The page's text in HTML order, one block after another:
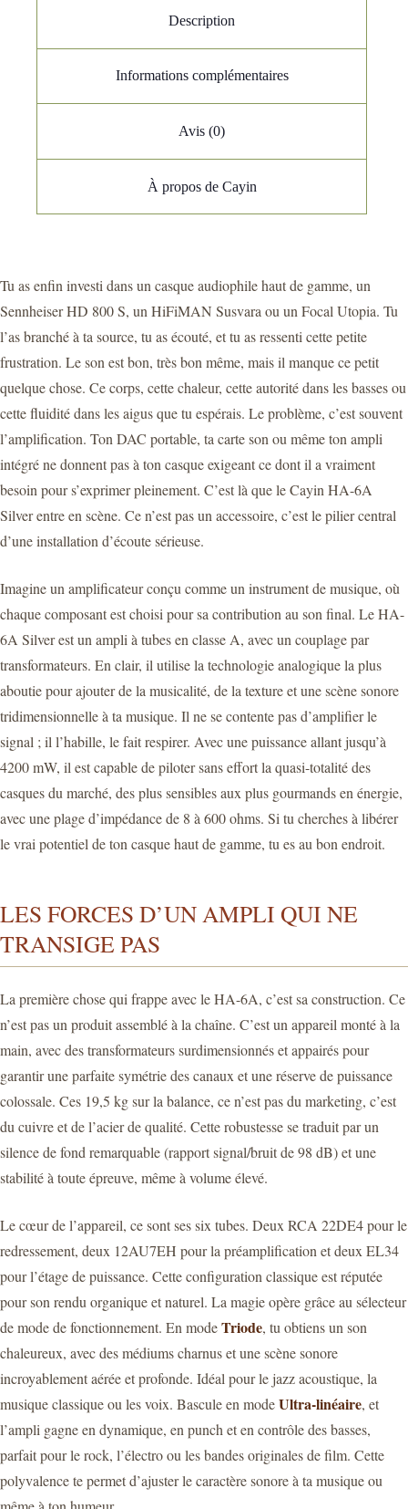
Description
Informations complémentaires
Avis (0)
À propos de Cayin
Tu as enfin investi dans un casque audiophile haut de gamme, un
Sennheiser HD 800 S, un HiFiMAN Susvara ou un Focal Utopia. Tu
l’as branché à ta source, tu as écouté, et tu as ressenti cette petite
frustration. Le son est bon, très bon même, mais il manque ce petit
quelque chose. Ce corps, cette chaleur, cette autorité dans les basses ou
cette fluidité dans les aigus que tu espérais. Le problème, c’est souvent
l’amplification. Ton DAC portable, ta carte son ou même ton ampli
intégré ne donnent pas à ton casque exigeant ce dont il a vraiment
besoin pour s’exprimer pleinement. C’est là que le Cayin HA-6A
Silver entre en scène. Ce n’est pas un accessoire, c’est le pilier central
d’une installation d’écoute sérieuse.
Imagine un amplificateur conçu comme un instrument de musique, où
chaque composant est choisi pour sa contribution au son final. Le HA-
6A Silver est un ampli à tubes en classe A, avec un couplage par
transformateurs. En clair, il utilise la technologie analogique la plus
aboutie pour ajouter de la musicalité, de la texture et une scène sonore
tridimensionnelle à ta musique. Il ne se contente pas d’amplifier le
signal ; il l’habille, le fait respirer. Avec une puissance allant jusqu’à
4200 mW, il est capable de piloter sans effort la quasi-totalité des
casques du marché, des plus sensibles aux plus gourmands en énergie,
avec une plage d’impédance de 8 à 600 ohms. Si tu cherches à libérer
le vrai potentiel de ton casque haut de gamme, tu es au bon endroit.
LES FORCES D’UN AMPLI QUI NE
TRANSIGE PAS
La première chose qui frappe avec le HA-6A, c’est sa construction. Ce
n’est pas un produit assemblé à la chaîne. C’est un appareil monté à la
main, avec des transformateurs surdimensionnés et appairés pour
garantir une parfaite symétrie des canaux et une réserve de puissance
colossale. Ces 19,5 kg sur la balance, ce n’est pas du marketing, c’est
du cuivre et de l’acier de qualité. Cette robustesse se traduit par un
silence de fond remarquable (rapport signal/bruit de 98 dB) et une
stabilité à toute épreuve, même à volume élevé.
Le cœur de l’appareil, ce sont ses six tubes. Deux RCA 22DE4 pour le
redressement, deux 12AU7EH pour la préamplification et deux EL34
pour l’étage de puissance. Cette configuration classique est réputée
pour son rendu organique et naturel. La magie opère grâce au sélecteur
de mode de fonctionnement. En modeTriode, tu obtiens un son
chaleureux, avec des médiums charnus et une scène sonore
incroyablement aérée et profonde. Idéal pour le jazz acoustique, la
musique classique ou les voix. Bascule en modeUltra-linéaire, et
l’ampli gagne en dynamique, en punch et en contrôle des basses,
parfait pour le rock, l’électro ou les bandes originales de film. Cette
polyvalence te permet d’ajuster le caractère sonore à ta musique ou